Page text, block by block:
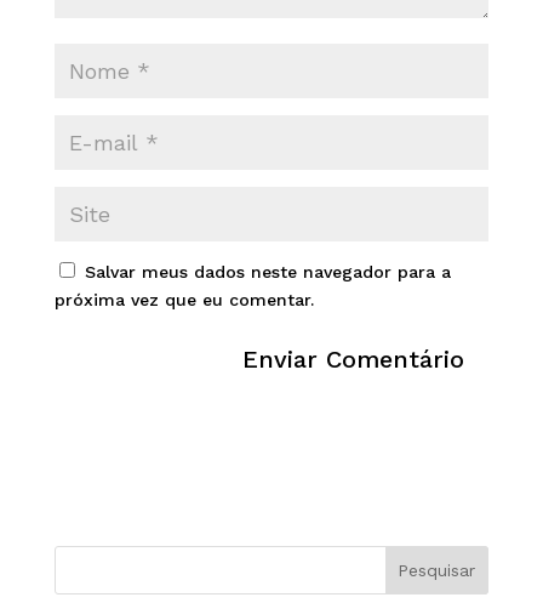
Salvar meus dados neste navegador para a
próxima vez que eu comentar.
Pesquisar